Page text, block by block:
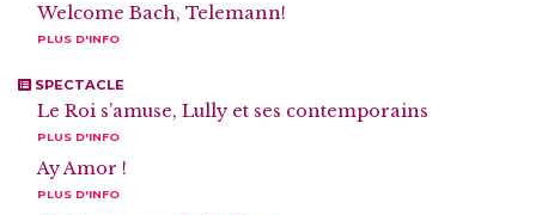
Welcome Bach, Telemann!
PLUS D'INFO
SPECTACLE
Le Roi s’amuse, Lully et ses contemporains
PLUS D'INFO
Ay Amor !
PLUS D'INFO